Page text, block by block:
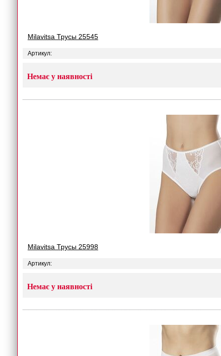
Milavitsa Трусы 25545
Артикул:
Немає у наявності
Milavitsa Трусы 25998
Артикул:
Немає у наявності